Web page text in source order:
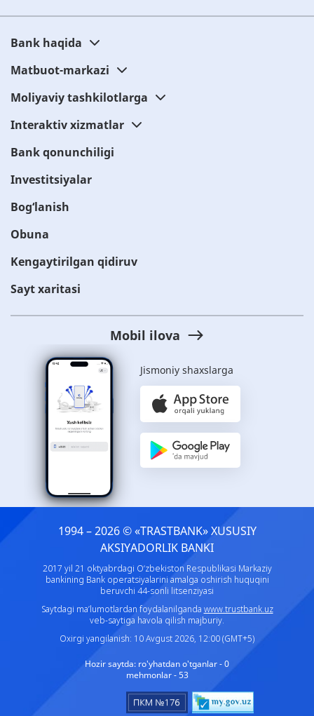
Bank haqida
Matbuot-markazi
Moliyaviy tashkilotlarga
Interaktiv xizmatlar
Bank qonunchiligi
Investitsiyalar
Bog‘lanish
Obuna
Kengaytirilgan qidiruv
Sayt xaritasi
Mobil ilova
Jismoniy shaxslarga
1994 – 2026 © «TRASTBANK» ХUSUSIY
AKSIYADORLIK BANKI
2017 yil 21 oktyabrdagi O‘zbekiston Respublikasi Markaziy
bankining Bank operatsiyalarini amalga oshirish huquqini
beruvchi 44-sonli litsenziyasi
Saytdagi ma’lumotlardan foydalanilganda www.trustbank.uz
veb-saytiga havola qilish majburiy.
Oxirgi yangilanish: 10 Avgust 2026, 12:00 (GMT+5)
Hozir saytda: ro'yhatdan o'tganlar - 0
mehmonlar - 53